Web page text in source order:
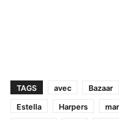
TAGS avec Bazaar
Estella
Harpers